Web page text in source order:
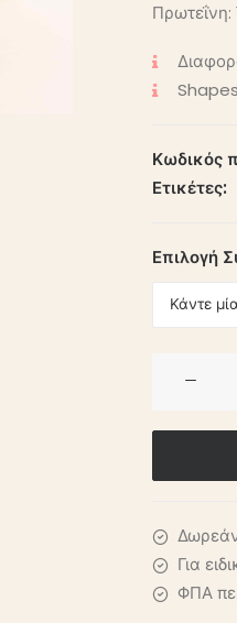
Πρωτεΐνη:
Κωδικός
Ετικέτες:
Επιλογή
Για
ΦΠΑ